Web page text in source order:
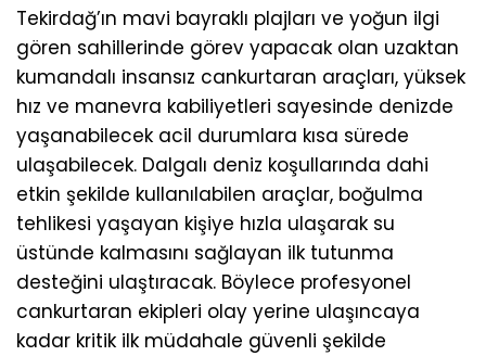
Tekirdağ’ın mavi bayraklı plajları ve yoğun ilgi
gören sahillerinde görev yapacak olan uzaktan
kumandalı insansız cankurtaran araçları, yüksek
hız ve manevra kabiliyetleri sayesinde denizde
yaşanabilecek acil durumlara kısa sürede
ulaşabilecek. Dalgalı deniz koşullarında dahi
etkin şekilde kullanılabilen araçlar, boğulma
tehlikesi yaşayan kişiye hızla ulaşarak su
üstünde kalmasını sağlayan ilk tutunma
desteğini ulaştıracak. Böylece profesyonel
cankurtaran ekipleri olay yerine ulaşıncaya
kadar kritik ilk müdahale güvenli şekilde